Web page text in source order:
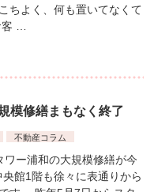
ちよく、何も置いてなくて
…
模修繕まもなく終了
不動産コラム
ー浦和の大規模修繕が今
館1階も徐々に表通りから